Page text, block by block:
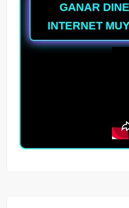
GANAR
INTERNET